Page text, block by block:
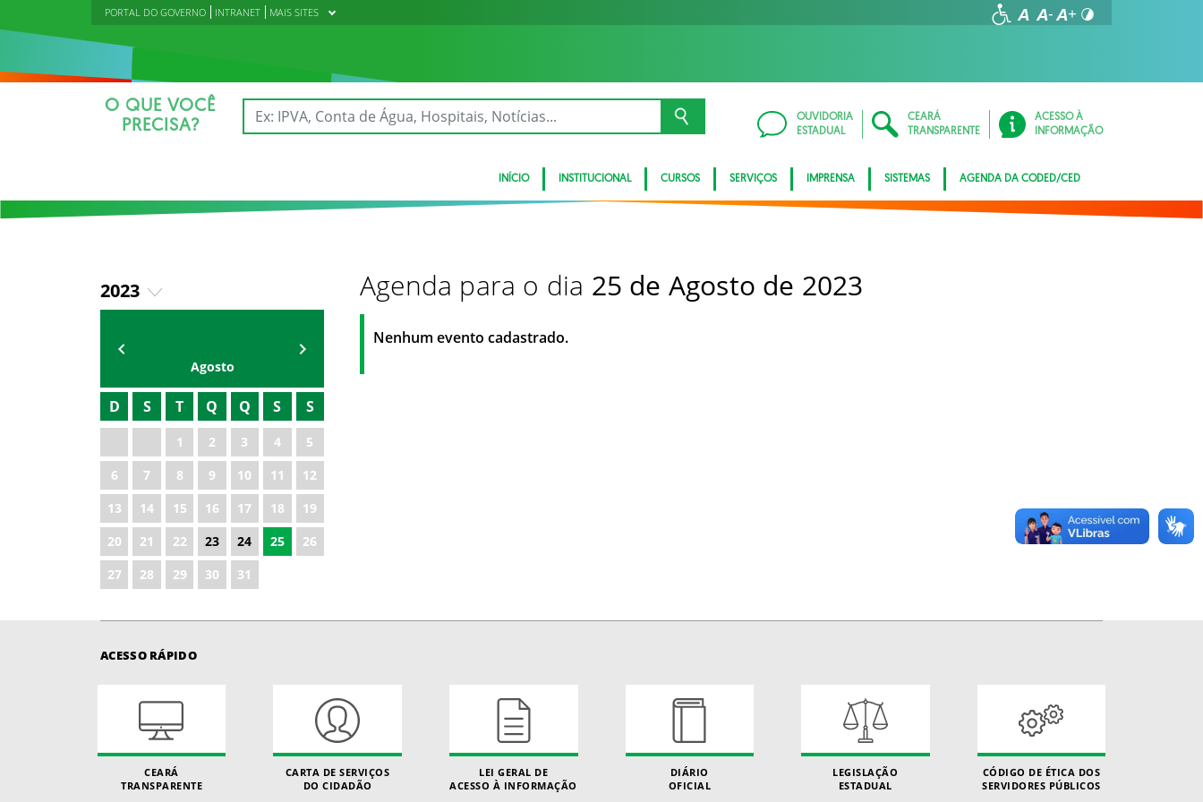
PORTAL DO GOVERNO INTRANET MAIS SITES
O QUE VOCÊ
PRECISA?
OUVIDORIA
ESTADUAL
CEARÁ
TRANSPARENTE
ACESSO À
INFORMAÇÃO
INÍCIO INSTITUCIONAL CURSOS SERVIÇOS IMPRENSA SISTEMAS AGENDA DA CODED/CED
2023
2019
2020
2021
2022
2024
2025
2026
Agosto
D S T Q Q S S
1 2 3 4
5
6
7 8 9 10 11
12
13
14 15 16 17 18
19
20
21 22 23 24 25
26
27
28 29 30 31
Agenda para o dia 25 de Agosto de 2023
Nenhum evento cadastrado.
ACESSO RÁPIDO
CEARÁ
TRANSPARENTE
CARTA DE SERVIÇOS
DO CIDADÃO
LEI GERAL DE
ACESSO À INFORMAÇÃO
DIÁRIO
OFICIAL
LEGISLAÇÃO
ESTADUAL
CÓDIGO DE ÉTICA DOS
SERVIDORES PÚBLICOS